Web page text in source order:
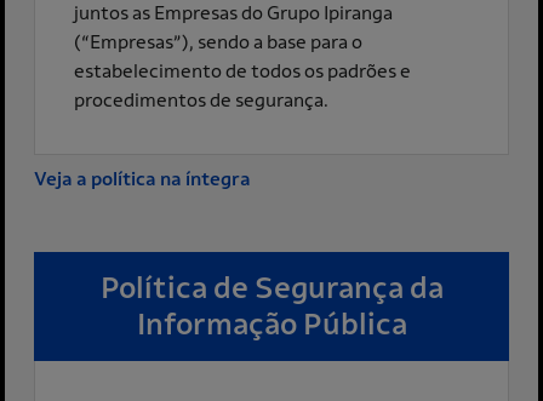
juntos as Empresas do Grupo Ipiranga
(“Empresas”), sendo a base para o
estabelecimento de todos os padrões e
procedimentos de segurança.
Veja a política na íntegra
Política de Segurança da
Informação Pública